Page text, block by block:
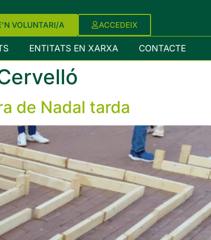
VOLUNTARI/A ACCEDEIX
ENTITATS EN XARXA CONTACTE
de Nadal tarda